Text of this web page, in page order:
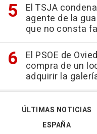
El TSJA
agente de la
que no consta
El PSOE de
compra de un
adquirir la
ÚLTIMAS NOTICIAS
ESPAÑA